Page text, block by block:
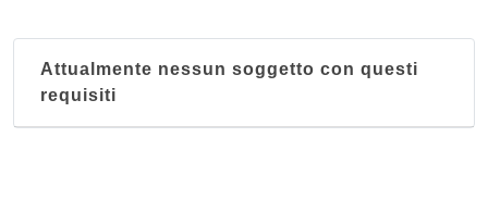
Attualmente nessun soggetto con questi
requisiti